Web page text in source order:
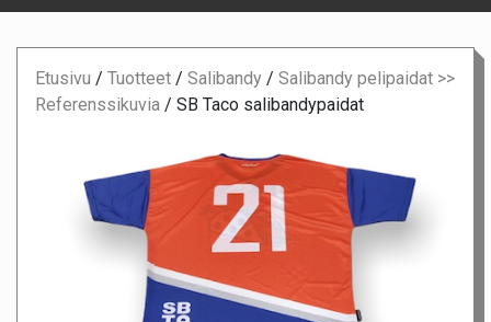
Etusivu / Tuotteet / Salibandy / Salibandy pelipaidat >>
Referenssikuvia / SB Taco salibandypaidat